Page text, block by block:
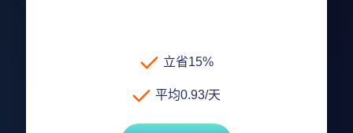
立省15%
平均0.93/天